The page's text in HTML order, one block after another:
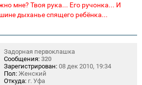
мне? Твоя рука... Его ручонка... И
дыханье спящего ребёнка...
Задорная первоклашка
Сообщения: 320
Зарегистрирован: 08 дек 2010, 19:34
Пол: Женский
Откуда: г. Уфа